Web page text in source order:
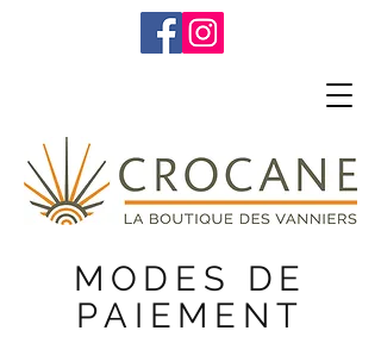
MODES DE
PAIEMENT